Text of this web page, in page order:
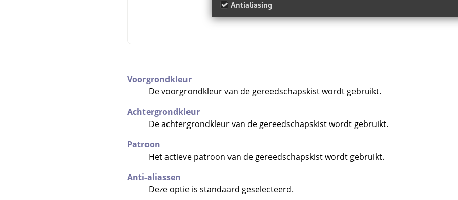
Voorgrondkleur
De voorgrondkleur van de gereedschapskist wordt gebruikt.
Achtergrondkleur
De achtergrondkleur van de gereedschapskist wordt gebruikt.
Patroon
Het actieve patroon van de gereedschapskist wordt gebruikt.
Anti-aliassen
Deze optie is standaard geselecteerd.